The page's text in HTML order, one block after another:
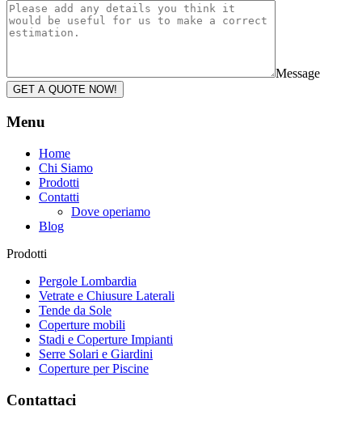
Message
GET A QUOTE NOW!
Menu
Home
Chi Siamo
Prodotti
Contatti
Dove operiamo
Blog
Prodotti
Pergole Lombardia
Vetrate e Chiusure Laterali
Tende da Sole
Coperture mobili
Stadi e Coperture Impianti
Serre Solari e Giardini
Coperture per Piscine
Contattaci